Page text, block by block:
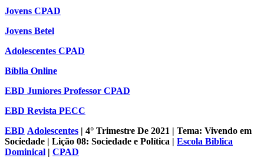
Jovens CPAD
Jovens Betel
Adolescentes CPAD
Bíblia Online
EBD Juniores Professor CPAD
EBD Revista PECC
EBD Adolescentes | 4° Trimestre De 2021 | Tema: Vivendo em
Sociedade | Lição 08: Sociedade e Política | Escola Biblica
Dominical | CPAD